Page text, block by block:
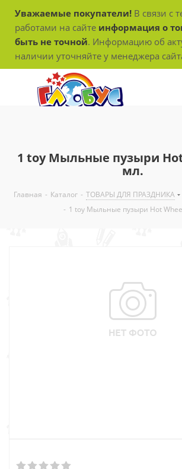
Уважаемые покупатели! В связи с
работами на сайте информация о
быть не точной. Информацию об
наличии уточняйте у менеджера
1 toy Мыльные пузыри Hot
мл.
Главная - Каталог - ТОВАРЫ ДЛЯ ПРАЗДНИКА
- 1 toy Мыльные пузыри Hot